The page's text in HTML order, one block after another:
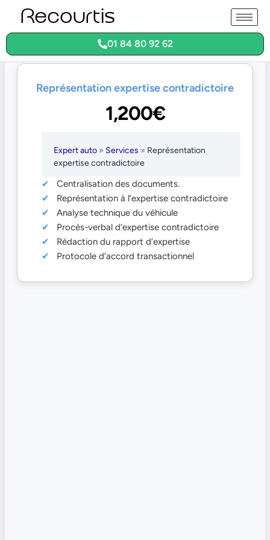
Recourtis
01 84 80 92 62
Représentation expertise contradictoire
1,200€
Expert auto» Services » Représentation
expertise contradictoire
Centralisation des documents.
Représentation à l’expertise contradictoire
Analyse technique du véhicule
Procès-verbal d’expertise contradictoire
Rédaction du rapport d’expertise
Protocole d’accord transactionnel